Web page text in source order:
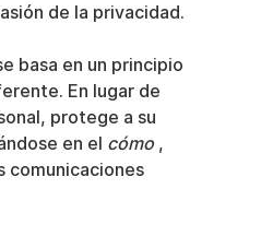
de la privacidad.
basa en un principio
En lugar de
protege a su
en el cómo ,
comunicaciones